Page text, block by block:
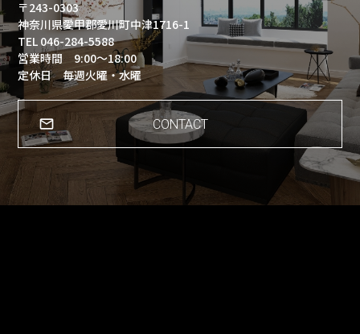
〒243-0303
神奈川県愛甲郡愛川町中津1716-1
TEL 046-284-5588
営業時間 9:00～18:00
定休日 毎週火曜・水曜
CONTACT